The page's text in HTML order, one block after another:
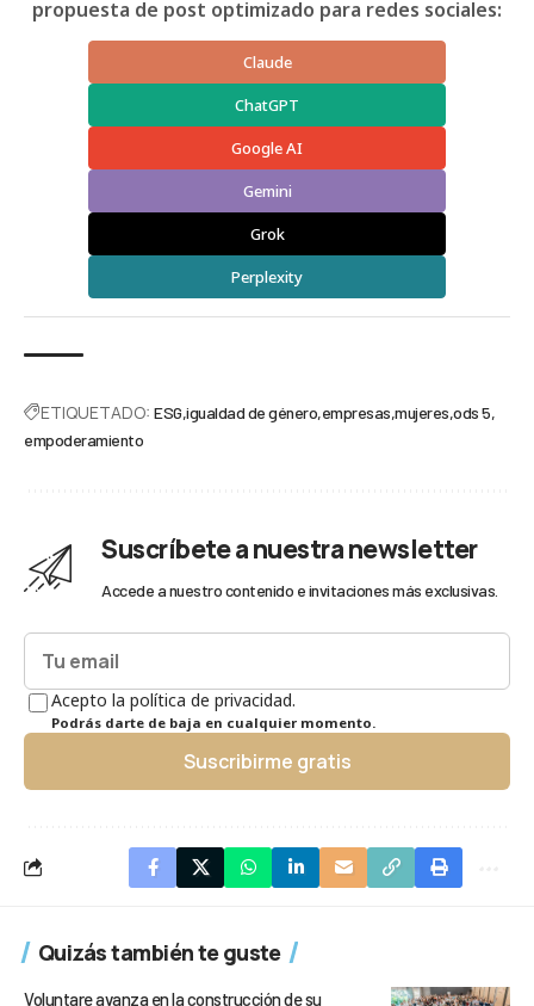
propuesta de post optimizado para redes sociales:
Claude
ChatGPT
Google AI
Gemini
Grok
Perplexity
ETIQUETADO: ESG igualdad de género empresas mujeres ods 5
empoderamiento
Suscríbete a nuestra newsletter
Accede a nuestro contenido e invitaciones más exclusivas.
Acepto la política de privacidad.
Podrás darte de baja en cualquier momento.
Suscribirme gratis
Quizás también te guste
Voluntare avanza en la construcción de su